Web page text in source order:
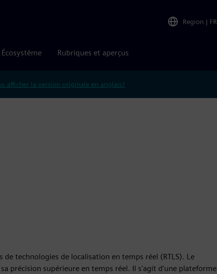
Region | FR
Écosystème Rubriques et aperçus
afficher la version originale en anglais?
technologies de localisation en temps réel (RTLS). Le
précision supérieure en temps réel. Il s'agit d'une plateforme